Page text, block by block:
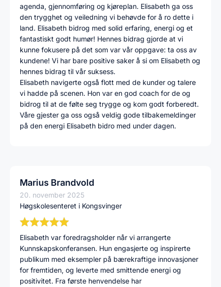
agenda, gjennomføring og kjøreplan. Elisabeth ga oss
den trygghet og veiledning vi behøvde for å ro dette i
land. Elisabeth bidrog med solid erfaring, energi og et
fantastiskt godt humør! Hennes bidrag gjorde at vi
kunne fokusere på det som var vår oppgave: ta oss av
kundene! Vi har bare positive saker å si om Elisabeth og
hennes bidrag til vår suksess.
Elisabeth navigerte også flott med de kunder og talere
vi hadde på scenen. Hon var en god coach for de og
bidrog til at de følte seg trygge og kom godt forberedt.
Våre gjester ga oss også veldig gode tilbakemeldinger
på den energi Elisabeth bidro med under dagen.
Marius Brandvold
20. november 2025
Høgskolesenteret i Kongsvinger
Elisabeth var foredragsholder når vi arrangerte
Kunnskapskonferansen. Hun engasjerte og inspirerte
publikum med eksempler på bærekraftige innovasjoner
for fremtiden, og leverte med smittende energi og
positivitet. Fra første henvendelse har